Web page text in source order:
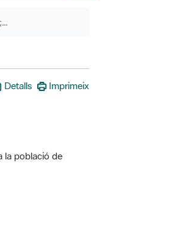
P&agrave;gines &ograve;rfenes
Detalls Imprimeix
la població de